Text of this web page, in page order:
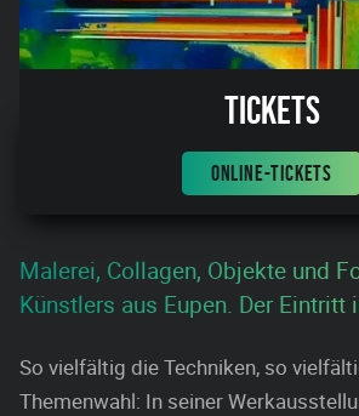
Tickets
ONLINE-TICKETS
Malerei, Collagen, Objekte und
Künstlers aus Eupen. Der Eintritt
So vielfältig die Techniken, so
Themenwahl: In seiner